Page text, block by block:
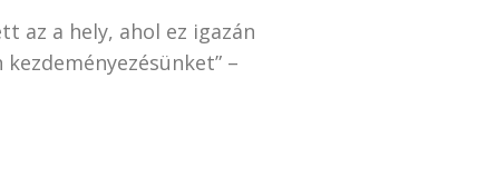
az a hely, ahol ez igazán
–